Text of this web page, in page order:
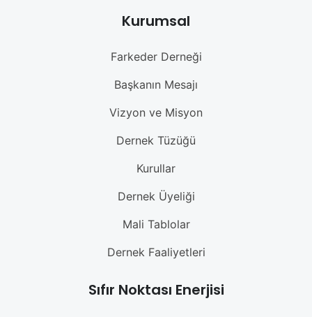
Kurumsal
Farkeder Derneği
Başkanın Mesajı
Vizyon ve Misyon
Dernek Tüzüğü
Kurullar
Dernek Üyeliği
Mali Tablolar
Dernek Faaliyetleri
Sıfır Noktası Enerjisi